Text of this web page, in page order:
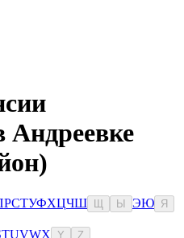
Андреевке
РСТУФХЦЧШ Ы ЭЮ Я
TUVWX Y Z